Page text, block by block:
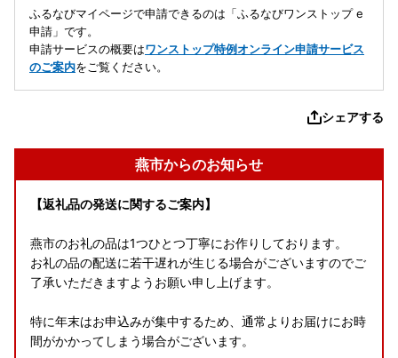
ふるなびマイページで申請できるのは「ふるなびワンストップ e
申請」です。
申請サービスの概要はワンストップ特例オンライン申請サービス
のご案内をご覧ください。
シェアする
燕市からのお知らせ
【返礼品の発送に関するご案内】
燕市のお礼の品は1つひとつ丁寧にお作りしております。
お礼の品の配送に若干遅れが生じる場合がございますのでご
了承いただきますようお願い申し上げます。
特に年末はお申込みが集中するため、通常よりお届けにお時
間がかかってしまう場合がございます。